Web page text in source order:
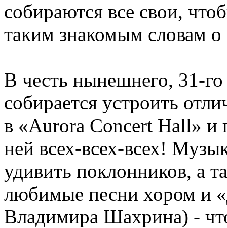
собираются все свои,
таким знакомым словам
В честь нынешнего, 31-
собирается устроить
в «Aurora Concert Hall» и
ней всех-всех-всех!
удивить поклонников, а
любимые песни хором и
Владимира Шахрина) -